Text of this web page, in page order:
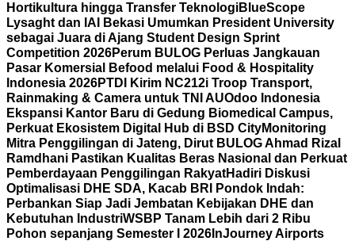
Hortikultura hingga Transfer TeknologiBlueScope
Lysaght dan IAI Bekasi Umumkan President University
sebagai Juara di Ajang Student Design Sprint
Competition 2026Perum BULOG Perluas Jangkauan
Pasar Komersial Befood melalui Food & Hospitality
Indonesia 2026PTDI Kirim NC212i Troop Transport,
Rainmaking & Camera untuk TNI AUOdoo Indonesia
Ekspansi Kantor Baru di Gedung Biomedical Campus,
Perkuat Ekosistem Digital Hub di BSD CityMonitoring
Mitra Penggilingan di Jateng, Dirut BULOG Ahmad Rizal
Ramdhani Pastikan Kualitas Beras Nasional dan Perkuat
Pemberdayaan Penggilingan RakyatHadiri Diskusi
Optimalisasi DHE SDA, Kacab BRI Pondok Indah:
Perbankan Siap Jadi Jembatan Kebijakan DHE dan
Kebutuhan IndustriWSBP Tanam Lebih dari 2 Ribu
Pohon sepanjang Semester I 2026 InJourney Airports